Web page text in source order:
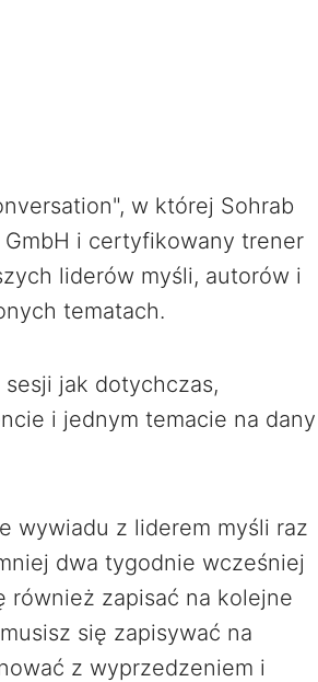
w której Sohrab
i certyfikowany trener
liderów myśli, autorów i
tematach.
jak dotychczas,
i jednym temacie na dany
wywiadu z liderem myśli raz
dwa tygodnie wcześniej
również zapisać na kolejne
się zapisywać na
z wyprzedzeniem i